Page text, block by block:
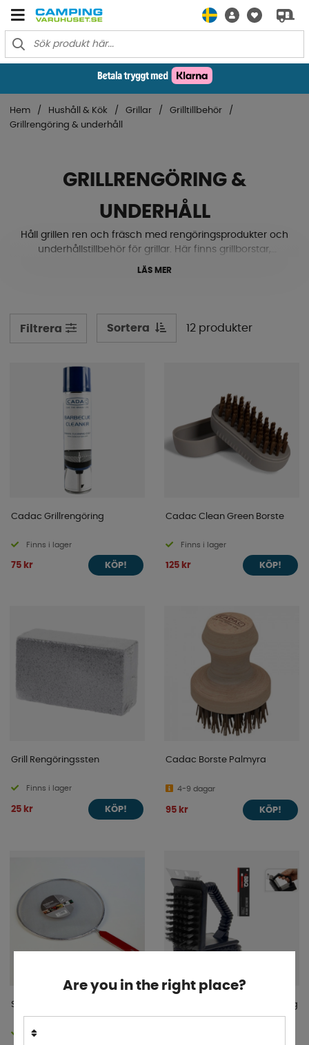
Hem Hushåll & Kök Grillar
Grilltillbehör
Grillrengöring & underhåll
GRILLRENGÖRING &
UNDERHÅLL
Håll grillen ren och fräsch med rengöringsprodukter och
underhållstillbehör för grillar. Här finns grillborstar,
rengöringsmedel och smarta produkter som förlänger
LÄS MER
Filtrera Sortera 12 produkter
Cadac Grillrengöring
Finns i lager
75 kr KÖP!
Cadac Clean Green Borste
Finns i lager
125 kr KÖP!
Grill Rengöringssten
Finns i lager
25 kr KÖP!
Cadac Borste Palmyra
4-9 dagar
95 kr KÖP!
Stekskydd 29 cm
Finns i lager
Grillborste 3-i-1 med Handtag
Are you in the right place?